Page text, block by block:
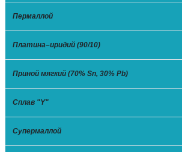
Пермаллой
Платина–иридий (90/10)
Приной мягкий (70% Sn, 30% Pb)
Сплав "Y"
Супермаллой